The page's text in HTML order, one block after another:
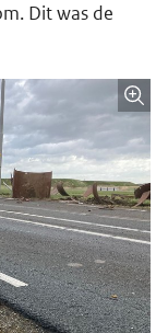
Dit was de